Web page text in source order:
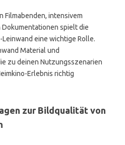
Filmabenden, intensivem
spielt die
eine wichtige Rolle.
Material und
zu deinen Nutzungsszenarien
Erlebnis richtig
zur Bildqualität von